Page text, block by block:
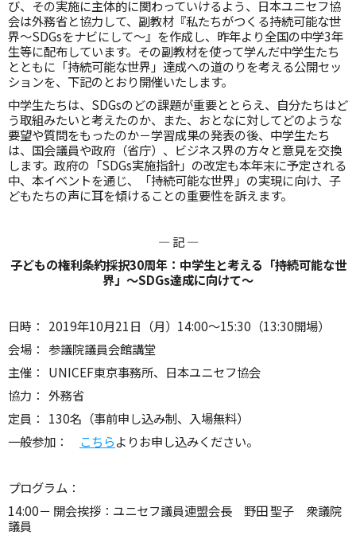
び、その実施に主体的に関わっていけるよう、日本ユニセフ協
会は外務省と協力して、副教材『私たちがつくる持続可能な世
界～SDGsをナビにして～』を作成し、昨年より全国の中学3年
生等に配布しています。その副教材を使って学んだ中学生たち
とともに「持続可能な世界」達成への道のりを考える公開セッ
ションを、下記のとおり開催いたします。
中学生たちは、SDGsのどの課題が重要ととらえ、自分たちはど
う取組みたいと考えたのか、また、おとなに対してどのような
要望や質問をもったのか－学習成果の発表の後、中学生たち
は、国会議員や政府（省庁）、ビジネス界の方々と意見を交換
します。政府の「SDGs実施指針」の改定も本年末に予定される
中、本イベントを通じ、「持続可能な世界」の実現に向け、子
どもたちの声に耳を傾けることの重要性を訴えます。
― 記 ―
子どもの権利条約採択30周年：中学生と考える「持続可能な世
界」～SDGs達成に向けて～
日時： 2019年10月21日（月）14:00～15:30（13:30開場）
会場： 参議院議員会館講堂
主催： UNICEF東京事務所、日本ユニセフ協会
協力： 外務省
定員： 130名（事前申し込み制、入場無料）
一般参加： こちらよりお申し込みください。
プログラム：
14:00－ 開会挨拶：ユニセフ議員連盟会長 野田 聖子 衆議院
議員